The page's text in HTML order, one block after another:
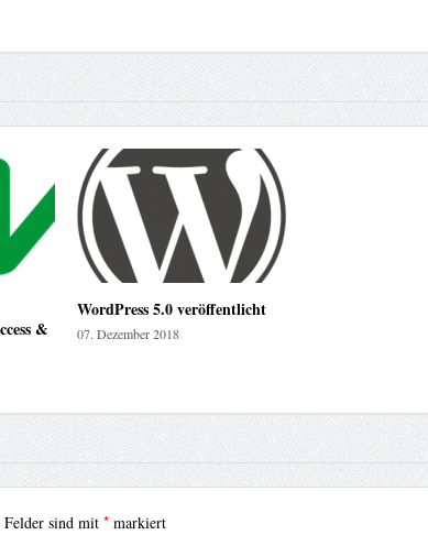
&
WordPress 5.0 veröffentlicht
07. Dezember 2018
sind mit *markiert